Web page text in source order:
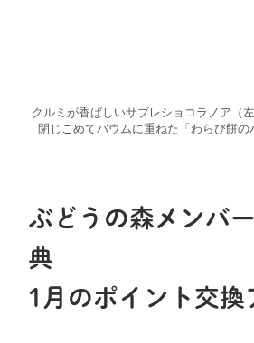
クルミが香ばしいサブレショコラノア（
閉じこめてバウムに重ねた「わらび餅の
ぶどうの森メンバ
典
1月のポイント交換